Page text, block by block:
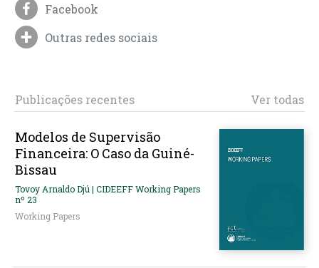
Facebook
Outras redes sociais
Publicações recentes Ver todas
Modelos de Supervisão
Financeira: O Caso da Guiné-
Bissau
Tovoy Arnaldo Djú | CIDEEFF Working Papers
nº 23
Working Papers